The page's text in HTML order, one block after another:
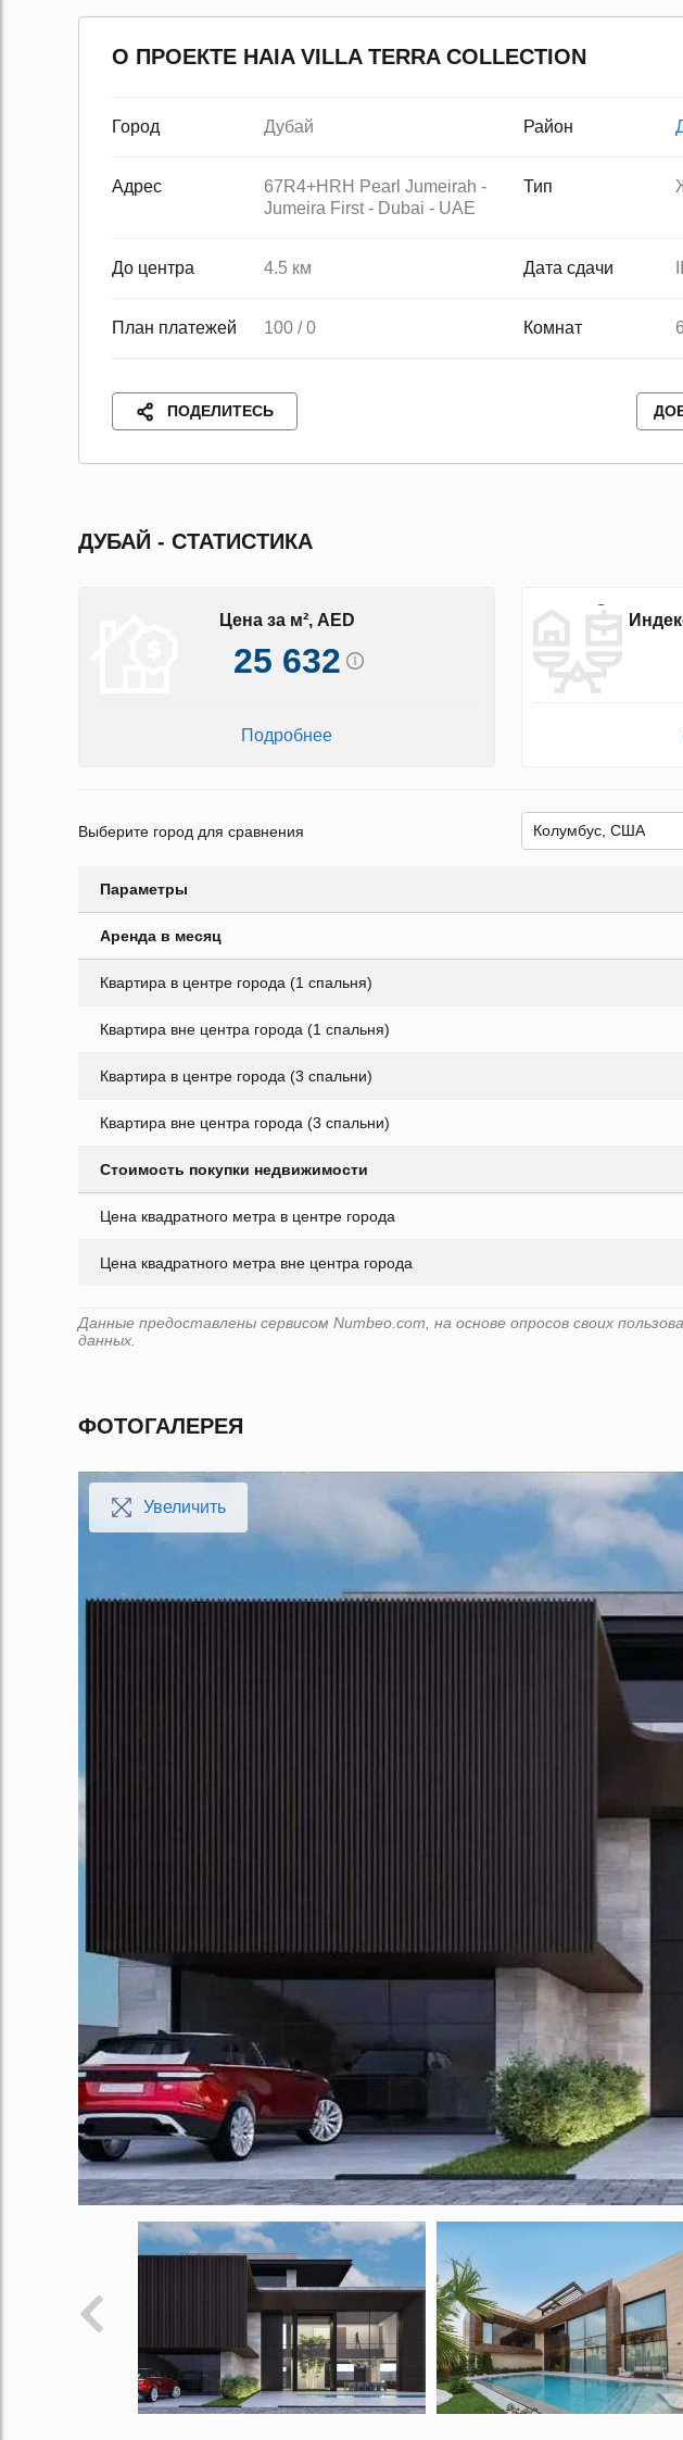
О ПРОЕКТЕ HAIA VILLA TERRA COLLECTION
Город Дубай Район
Адрес
67R4+HRH Pearl Jumeirah -
Jumeira First - Dubai - UAE
Тип
До центра 4.5 км Дата сдачи
План платежей 100 / 0 Комнат
ПОДЕЛИТЕСЬ
ДУБАЙ - СТАТИСТИКА
Цена за м², AED
25 632
Подробнее
Выберите город для сравнения
Параметры
Аренда в месяц
Квартира в центре города (1 спальня)
Квартира вне центра города (1 спальня)
Квартира в центре города (3 спальни)
Квартира вне центра города (3 спальни)
Стоимость покупки недвижимости
Цена квадратного метра в центре города
Цена квадратного метра вне центра города
Данные предоставлены сервисом Numbeo.com, на основе опросов своих
данных.
ФОТОГАЛЕРЕЯ
Увеличить